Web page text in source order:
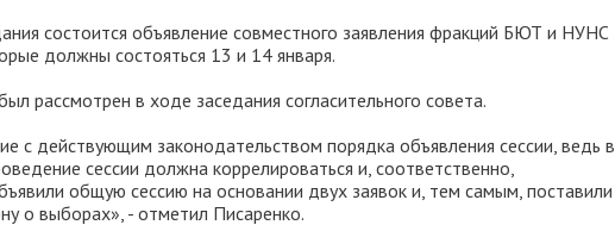
состоится объявление совместного заявления фракций БЮТ и НУНС
должны состояться 13 и 14 января.
рассмотрен в ходе заседания согласительного совета.
с действующим законодательством порядка объявления сессии, ведь в
сессии должна коррелироваться и, соответственно,
общую сессию на основании двух заявок и, тем самым, поставили
о выборах», - отметил Писаренко.